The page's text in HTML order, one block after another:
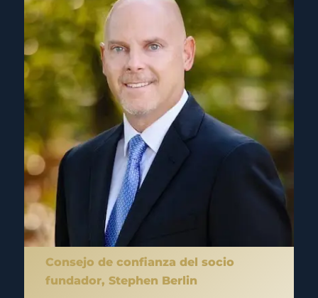
Consejo de confianza del socio
fundador, Stephen Berlin